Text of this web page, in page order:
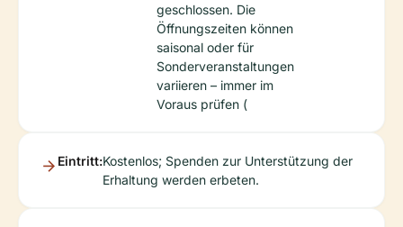
geschlossen. Die
Öffnungszeiten können
saisonal oder für
Sonderveranstaltungen
variieren – immer im
Voraus prüfen (
Eintritt:Kostenlos; Spenden zur Unterstützung der
Erhaltung werden erbeten.